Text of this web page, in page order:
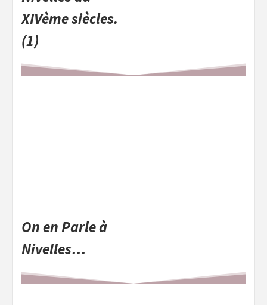
XIVème siècles.
(1)
On en Parle à
Nivelles…